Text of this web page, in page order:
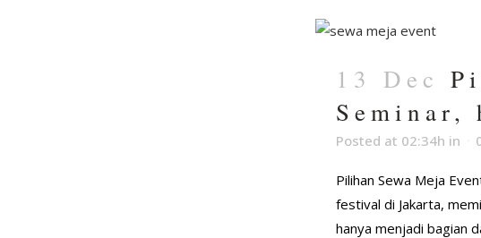
13 Dec
Seminar,
Posted at 02:34h in
Pilihan Sewa Meja
festival di Jakarta,
hanya menjadi bagian